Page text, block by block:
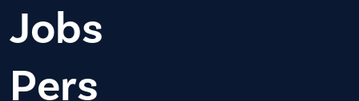
Jobs
Pers